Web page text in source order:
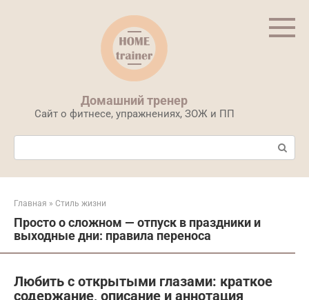
Домашний тренер
Сайт о фитнесе, упражнениях, ЗОЖ и ПП
Поиск:
Главная » Стиль жизни
Просто о сложном — отпуск в праздники и
выходные дни: правила переноса
Любить с открытыми глазами: краткое
содержание, описание и аннотация